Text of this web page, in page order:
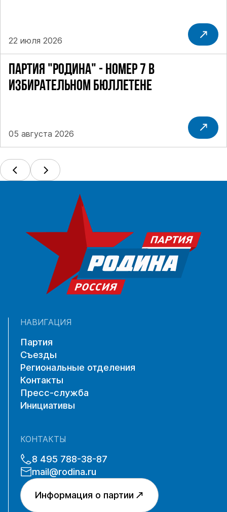
ПАРТИЯ "РОДИНА" - НОМЕР 7 В
ИЗБИРАТЕЛЬНОМ БЮЛЛЕТЕНЕ
05 августа 2026
22 июля 2026
НАВИГАЦИЯ
Партия
Съезды
Региональные отделения
Контакты
Пресс-служба
Инициативы
КОНТАКТЫ
8 495 788-38-87
mail@rodina.ru
Информация о партии